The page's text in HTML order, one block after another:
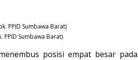
PPID Sumbawa Barat)
posisi empat besar pada